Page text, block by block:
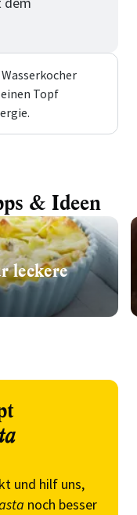
Topf
& Ideen
leckere
und hilf uns,
noch besser